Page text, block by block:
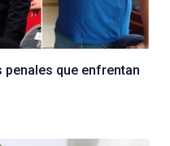
penales que enfrentan